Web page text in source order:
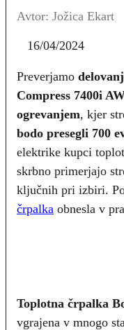
Avtor: Jožica Ekart
16/04/2024
Preverjamo
Compress 7400i
ogrevanjem, kjer
bodo presegli 700
elektrike kupci
skrbno primerjajo
ključnih pri izbiri.
črpalka obnesla v
Toplotna črpalka
vgrajena v mnogo